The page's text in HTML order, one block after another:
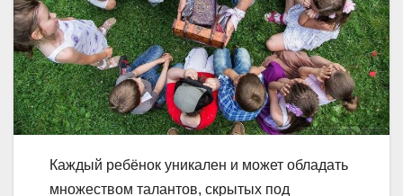
Каждый ребёнок уникален и может обладать
множеством талантов, скрытых под